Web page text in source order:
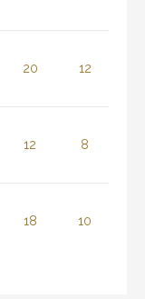
20 12
12 8
18 10